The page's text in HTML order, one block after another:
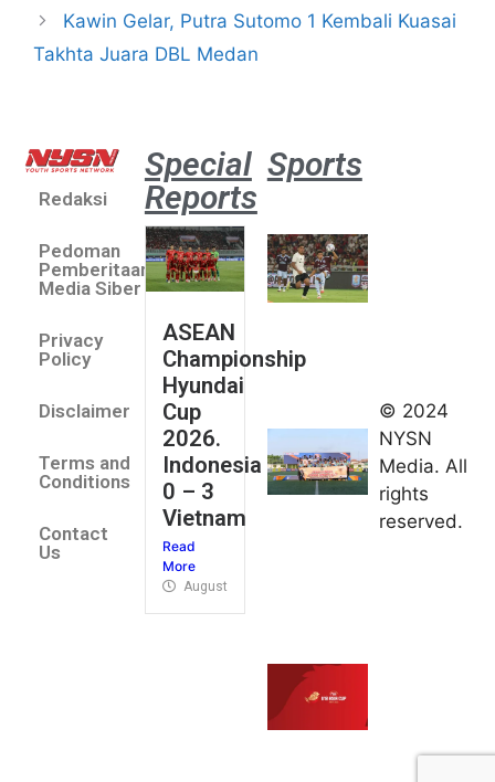
Kawin Gelar, Putra Sutomo 1 Kembali Kuasai
Takhta Juara DBL Medan
Redaksi
Pedoman
Pemberitaan
Media Siber
Privacy
Policy
Disclaimer
Terms and
Conditions
Contact
Us
Special
Reports
ASEAN
Championship
Hyundai
Cup
2026.
Indonesia
0 – 3
Vietnam
Read
More
August 4, 2026
Sports
umum
Kejurnas
Panahan
Junior di
Kudus
grup
© 2024
NYSN
Media. All
rights
reserved.